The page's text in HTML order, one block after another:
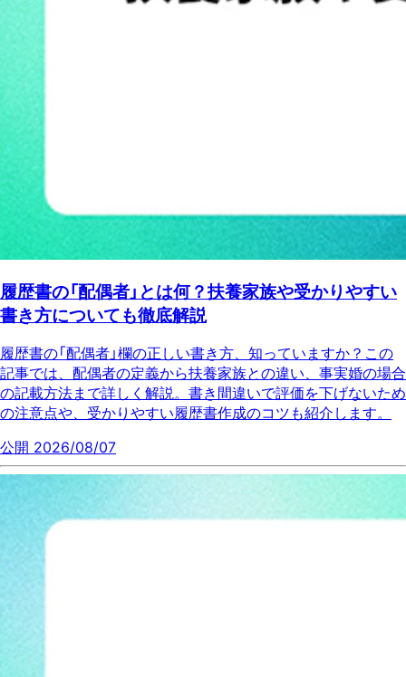
履歴書の「配偶者」とは何？扶養家族や受かりやすい
書き方についても徹底解説
履歴書の「配偶者」欄の正しい書き方、知っていますか？この
記事では、配偶者の定義から扶養家族との違い、事実婚の場合
の記載方法まで詳しく解説。書き間違いで評価を下げないため
の注意点や、受かりやすい履歴書作成のコツも紹介します。
公開 2026/08/07